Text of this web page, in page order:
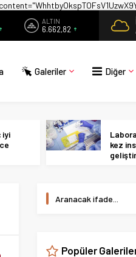
ALTIN
6.662,82
Galeriler Diğer
iyi
kez
Popüler